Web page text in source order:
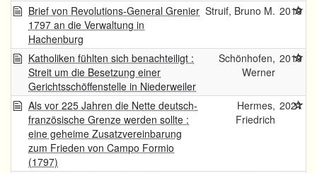
Brief von Revolutions-General Grenier
1797 an die Verwaltung in
Hachenburg
Struif, Bruno M. 2019
Katholiken fühlten sich benachteiligt :
Streit um die Besetzung einer
Gerichtsschöffenstelle in Niederweiler
Schönhofen,
Werner
2019
Als vor 225 Jahren die Nette deutsch-
französische Grenze werden sollte :
eine geheime Zusatzvereinbarung
zum Frieden von Campo Formio
(1797)
Hermes,
Friedrich
2021